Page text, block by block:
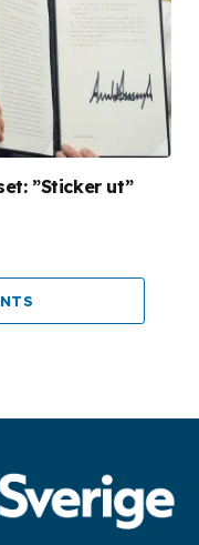
”Sticker ut”